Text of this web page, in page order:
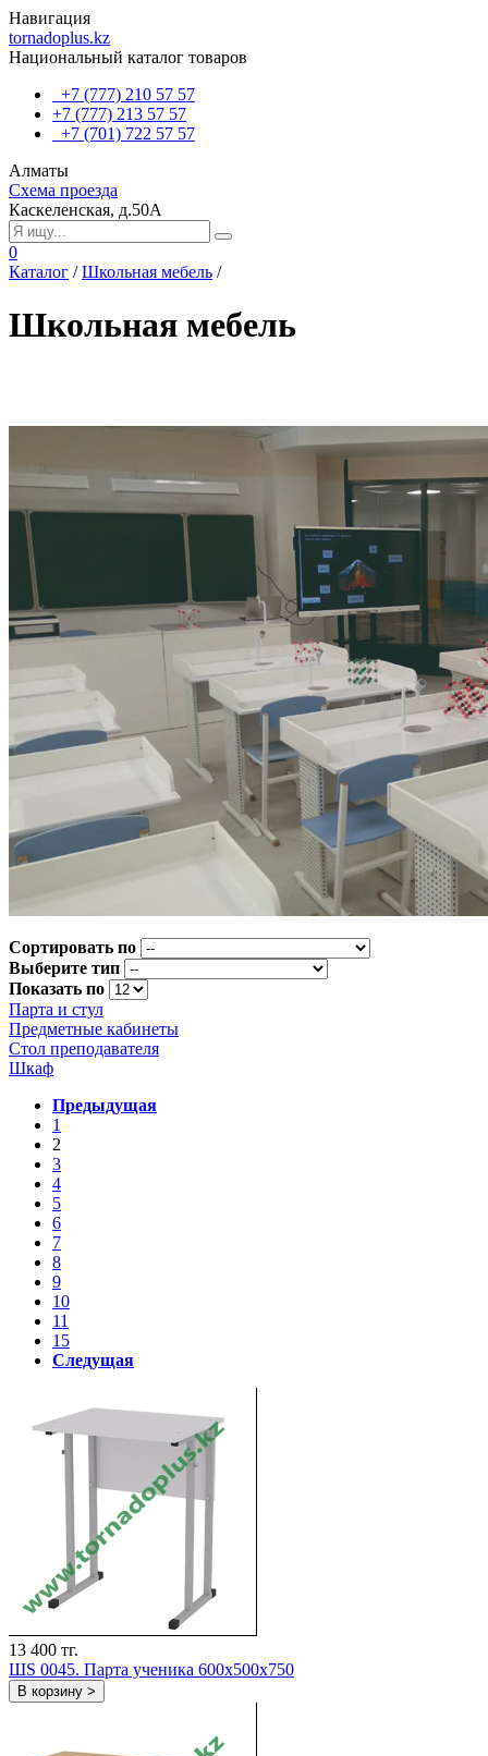
Навигация
tornadoplus.kz
Национальный каталог товаров
+7 (777) 210 57 57
+7 (777) 213 57 57
+7 (701) 722 57 57
Алматы
Схема проезда
Каскеленская, д.50А
0
Каталог /Школьная мебель /
Школьная мебель
Сортировать по
Выберите тип
Показать по
Парта и стул
Предметные кабинеты
Стол преподавателя
Шкаф
Предыдущая
1
2
3
4
5
6
7
8
9
10
11
15
Следущая
13 400 тг.
ШS 0045. Парта ученика 600х500х750
В корзину >